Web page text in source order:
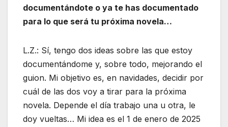
documentándote o ya te has documentado
para lo que será tu próxima novela…
L.Z.: Sí, tengo dos ideas sobre las que estoy
documentándome y, sobre todo, mejorando el
guion. Mi objetivo es, en navidades, decidir por
cuál de las dos voy a tirar para la próxima
novela. Depende el día trabajo una u otra, le
doy vueltas… Mi idea es el 1 de enero de 2025